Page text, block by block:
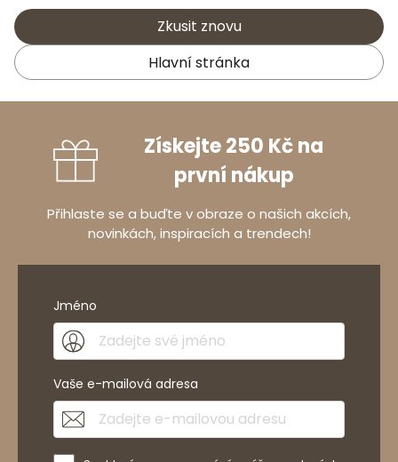
Zkusit znovu
Hlavní stránka
Získejte 250 Kč na
první nákup
Přihlaste se a buďte v obraze o našich akcích,
novinkách, inspiracích a trendech!
Jméno
Vaše e-mailová adresa